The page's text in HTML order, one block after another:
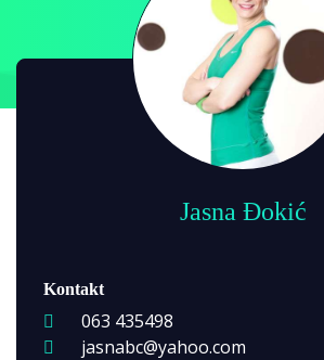
Jasna Đokić
Kontakt
063 435498
jasnabc@yahoo.com